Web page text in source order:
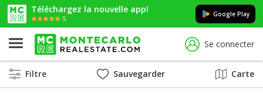
Téléchargez la nouvelle app!
5
Google Play
Se connecter
Filtre Sauvegarder Carte